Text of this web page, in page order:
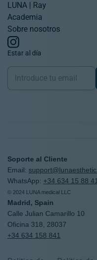
LUNA | Ray
Academia
Sobre nosotros
Estar al día
Newsletter
Soporte al Cliente
Email:
WhatsApp: +34 634 15 88 41
© 2024 LUNA medical LLC
Madrid, Spain
Calle Julian Camarillo 10
Oficina 318, 28037
+34 634 158 841